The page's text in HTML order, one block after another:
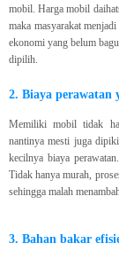
mobil. Harga mobil
maka masyarakat
ekonomi yang belum
dipilih.
2. Biaya perawatan
Memiliki mobil tidak
nantinya mesti juga
kecilnya biaya
Tidak hanya murah,
sehingga malah
3. Bahan bakar